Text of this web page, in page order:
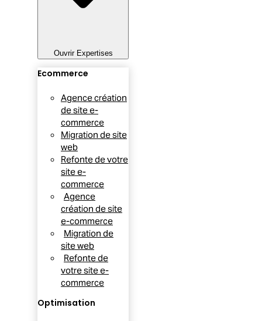
Ouvrir Expertises
Ecommerce
Agence création
de site e-
commerce
Migration de site
web
Refonte de votre
site e-
commerce
Agence
création de site
e-commerce
Migration de
site web
Refonte de
votre site e-
commerce
Optimisation